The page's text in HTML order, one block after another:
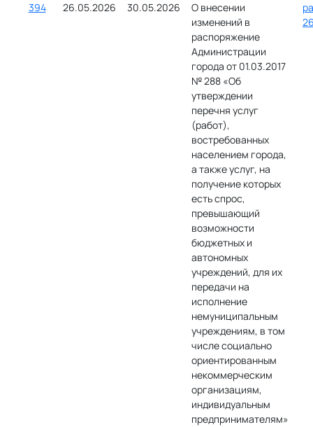
394 26.05.2026 30.05.2026
О внесении
изменений в
распоряжение
Администрации
города от 01.03.2017
№ 288 «Об
утверждении
перечня услуг
(работ),
востребованных
населением города,
а также услуг, на
получение которых
есть спрос,
превышающий
возможности
бюджетных и
автономных
учреждений, для их
передачи на
исполнение
немуниципальным
учреждениям, в том
числе социально
ориентированным
некоммерческим
организациям,
индивидуальным
предпринимателям»